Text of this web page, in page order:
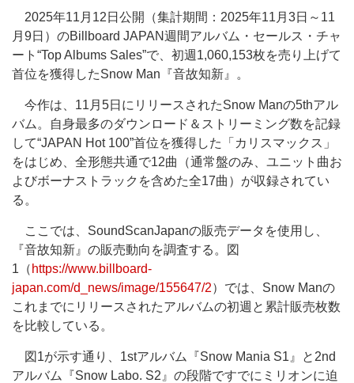
2025年11月12日公開（集計期間：2025年11月3日～11
月9日）のBillboard JAPAN週間アルバム・セールス・チャ
ート“Top Albums Sales”で、初週1,060,153枚を売り上げて
首位を獲得したSnow Man『音故知新』。
今作は、11月5日にリリースされたSnow Manの5thアル
バム。自身最多のダウンロード＆ストリーミング数を記録
して“JAPAN Hot 100”首位を獲得した「カリスマックス」
をはじめ、全形態共通で12曲（通常盤のみ、ユニット曲お
よびボーナストラックを含めた全17曲）が収録されてい
る。
ここでは、SoundScanJapanの販売データを使用し、
『音故知新』の販売動向を調査する。図
1（ https://www.billboard-
japan.com/d_news/image/155647/2）では、Snow Manの
これまでにリリースされたアルバムの初週と累計販売枚数
を比較している。
図1が示す通り、1stアルバム『Snow Mania S1』と2nd
アルバム『Snow Labo. S2』の段階ですでにミリオンに迫